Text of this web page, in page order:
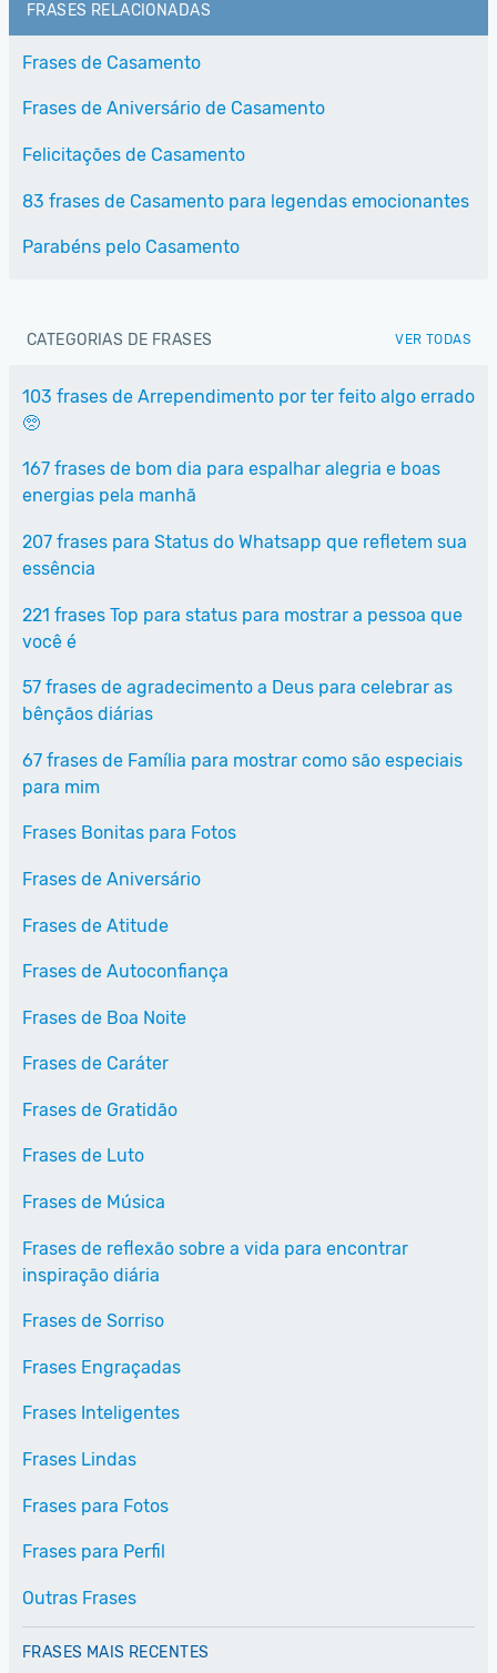
FRASES RELACIONADAS
Frases de Casamento
Frases de Aniversário de Casamento
Felicitações de Casamento
83 frases de Casamento para legendas emocionantes
Parabéns pelo Casamento
CATEGORIAS DE FRASES VER TODAS
103 frases de Arrependimento por ter feito algo errado
🥺
167 frases de bom dia para espalhar alegria e boas
energias pela manhã
207 frases para Status do Whatsapp que refletem sua
essência
221 frases Top para status para mostrar a pessoa que
você é
57 frases de agradecimento a Deus para celebrar as
bênçãos diárias
67 frases de Família para mostrar como são especiais
para mim
Frases Bonitas para Fotos
Frases de Aniversário
Frases de Atitude
Frases de Autoconfiança
Frases de Boa Noite
Frases de Caráter
Frases de Gratidão
Frases de Luto
Frases de Música
Frases de reflexão sobre a vida para encontrar
inspiração diária
Frases de Sorriso
Frases Engraçadas
Frases Inteligentes
Frases Lindas
Frases para Fotos
Frases para Perfil
Outras Frases
FRASES MAIS RECENTES